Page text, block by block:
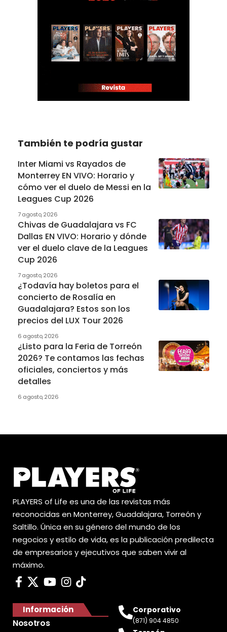
También te podría gustar
Inter Miami vs Rayados de
Monterrey EN VIVO: Horario y
cómo ver el duelo de Messi en la
Leagues Cup 2026
7 agosto, 2026
Chivas de Guadalajara vs FC
Dallas EN VIVO: Horario y dónde
ver el duelo clave de la Leagues
Cup 2026
7 agosto, 2026
¿Todavía hay boletos para el
concierto de Rosalía en
Guadalajara? Estos son los
precios del LUX Tour 2026
6 agosto, 2026
¿Listo para la Feria de Torreón
2026? Te contamos las fechas
oficiales, conciertos y más
detalles
6 agosto, 2026
PLAYERS of Life es una de las revistas más
reconocidas en Monterrey, Guadalajara, Torreón y
Saltillo. Única en su género del mundo de los
negocios y estilo de vida, es la publicación predilecta
de empresarios y ejecutivos que saben vivir al
máximo.
Información
Nosotros
Corporativo
(871) 904 4850